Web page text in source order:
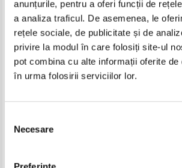
anunțurile, pentru a oferi funcții de
a analiza traficul. De asemenea, le
rețele sociale, de publicitate și de
privire la modul în care folosiți site-ul
pot combina cu alte informații oferite
în urma folosirii serviciilor lor.
consimțământului
Necesare
Produse din aceeasi categorie
-35%
Desenez dinozauri cu sabloane
Arkadi